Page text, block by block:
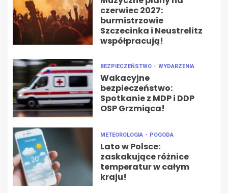
czerwiec 2027:
burmistrzowie
Szczecinka i Neustrelitz
współpracują!
BEZPIECZEŃSTWO WYDARZENIA
Wakacyjne
bezpieczeństwo:
Spotkanie z MDP i DDP
OSP Grzmiąca!
METEOROLOGIA POGODA
Lato w Polsce:
zaskakujące różnice
temperatur w całym
kraju!